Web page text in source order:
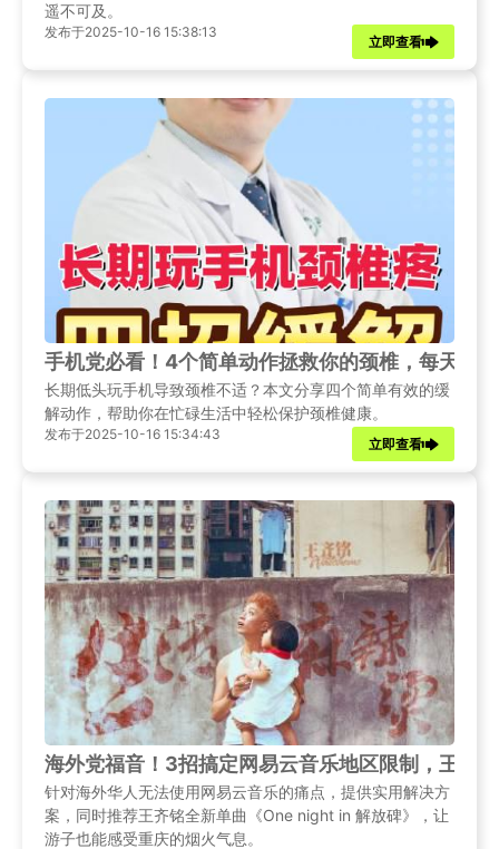
遥不可及。
发布于2025-10-16 15:38:13
立即查看
手机党必看！4个简单动作拯救你的颈椎，每天5分
长期低头玩手机导致颈椎不适？本文分享四个简单有效的缓
解动作，帮助你在忙碌生活中轻松保护颈椎健康。
发布于2025-10-16 15:34:43
立即查看
海外党福音！3招搞定网易云音乐地区限制，王齐
针对海外华人无法使用网易云音乐的痛点，提供实用解决方
案，同时推荐王齐铭全新单曲《One night in 解放碑》，让
游子也能感受重庆的烟火气息。